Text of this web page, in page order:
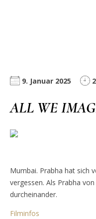
9. Januar 2025
ALL WE
Mumbai. Prabha hat sich
vergessen. Als Prabha
durcheinander.
Filminfos